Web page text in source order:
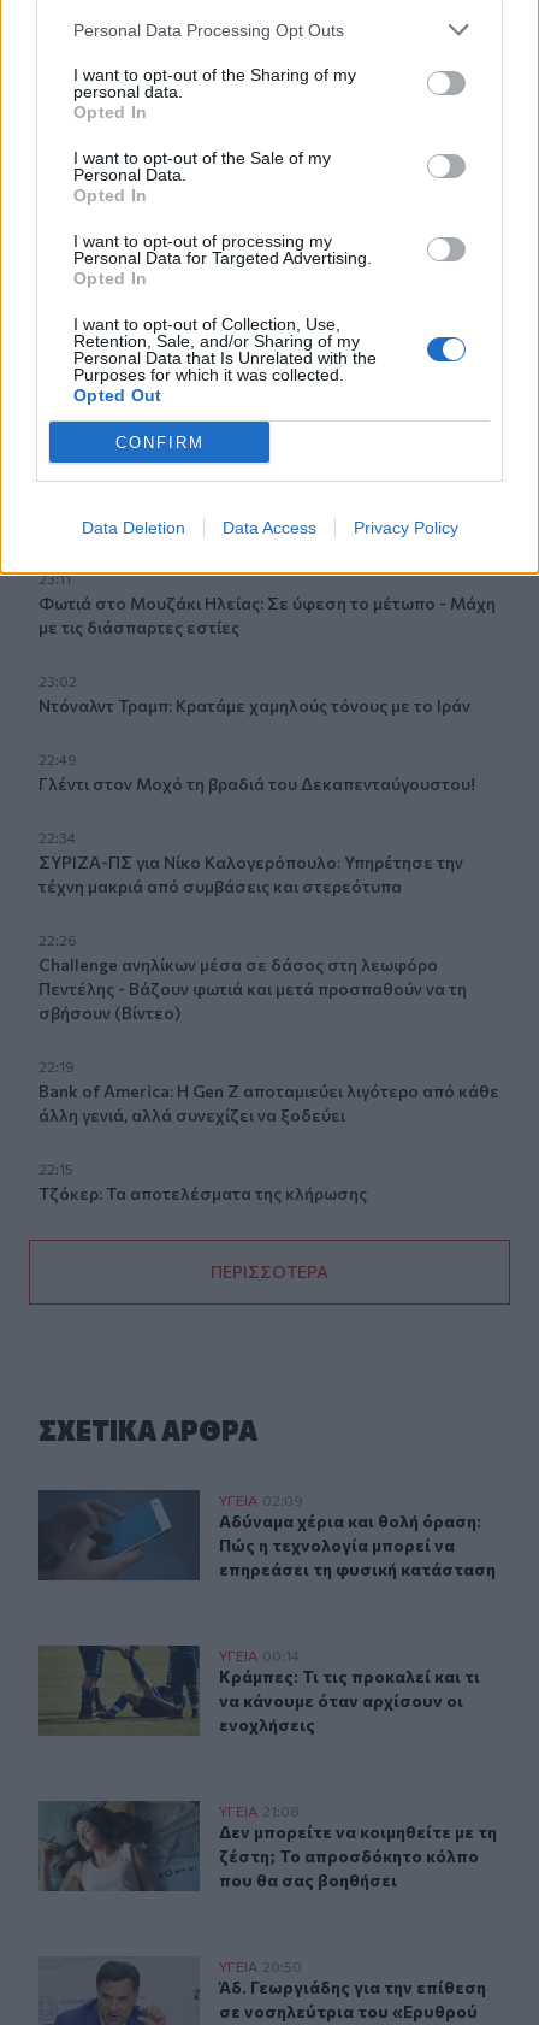
Personal Data Processing Opt Outs
I want to opt-out of the Sharing of my
personal data.
Opted In
I want to opt-out of the Sale of my
Personal Data.
Opted In
I want to opt-out of processing my
Personal Data for Targeted Advertising.
Opted In
I want to opt-out of Collection, Use,
Retention, Sale, and/or Sharing of my
Personal Data that Is Unrelated with the
Purposes for which it was collected.
Opted Out
CONFIRM
Data Deletion Data Access Privacy Policy
στη Σαουδική Αραβία
23:55
Μεταναστευτικό: 26 άτομα εντοπίστηκαν νότια της
23:47
23:42
Σαλάχ - Βίντεο
Βύρωνας: Διαρρήκτες έριξαν οξύ στις κλειδαριές για να
μπουν σε διαμερίσματα
Το νέο στοίχημα του Παρισιού για το ποτάμι του
23:11
Φωτιά στο Μουζάκι Ηλείας: Σε ύφεση το μέτωπο - Μάχη
με τις διάσπαρτες εστίες
23:02
Ντόναλντ Τραμπ: Κρατάμε χαμηλούς τόνους με το Ιράν
22:49
Γλέντι στον Μοχό τη βραδιά του Δεκαπενταύγουστου!
22:34
ΣΥΡΙΖΑ-ΠΣ για Νίκο Καλογερόπουλο: Υπηρέτησε την
τέχνη μακριά από συμβάσεις και στερεότυπα
22:26
Challenge ανηλίκων μέσα σε δάσος στη λεωφόρο
Πεντέλης - Βάζουν φωτιά και μετά προσπαθούν να τη
σβήσουν (Βίντεο)
22:19
Bank of America: Η Gen Z αποταμιεύει λιγότερο από κάθε
άλλη γενιά, αλλά συνεχίζει να ξοδεύει
22:15
Τζόκερ: Τα αποτελέσματα της κλήρωσης
ΠΕΡΙΣΣΟΤΕΡΑ
ΣΧΕΤΙΚA AΡΘΡΑ
Αδύναμα χέρια και θολή όραση: Πώς η τεχνολογία
ΥΓΕΙΑ 02:09
Αδύναμα χέρια και θολή όραση:
Αδύναμα χέρια και θολή όραση:
Πώς η τεχνολογία μπορεί να
επηρεάσει τη φυσική κατάσταση
Κράμπες: Τι τις προκαλεί και τι να κάνουμε όταν
ΥΓΕΙΑ 00:14
Κράμπες: Τι τις προκαλεί και τι να
Κράμπες: Τι τις προκαλεί και τι
να κάνουμε όταν αρχίσουν οι
ενοχλήσεις
Δεν μπορείτε να κοιμηθείτε με τη ζέστη; Το
ΥΓΕΙΑ 21:08
Δεν μπορείτε να κοιμηθείτε με τη
Δεν μπορείτε να κοιμηθείτε με τη
ζέστη; Το απροσδόκητο κόλπο
που θα σας βοηθήσει
Άδ. Γεωργιάδης για την επίθεση σε νοσηλεύτρια του
ΥΓΕΙΑ 20:50
Άδ. Γεωργιάδης για την επίθεση
Άδ. Γεωργιάδης για την επίθεση
σε νοσηλεύτρια του «Ερυθρού